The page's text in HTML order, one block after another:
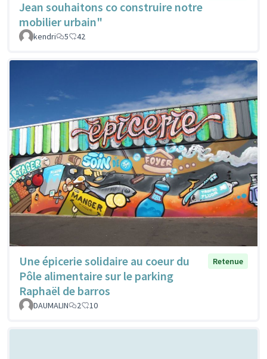
Jean souhaitons co construire notre
mobilier urbain"
kendri 5 42
Une épicerie solidaire au coeur du
Pôle alimentaire sur le parking
Raphaël de barros
Retenue
DAUMALIN 2 10